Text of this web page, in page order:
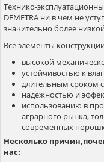
Технико-
DEMETRA ни в чем не
значительно более
Все элементы
высокой
устойчивостью к
длительным сроком
надежностью и
использованию в
аграрного рынка,
современных
Несколько
нас: